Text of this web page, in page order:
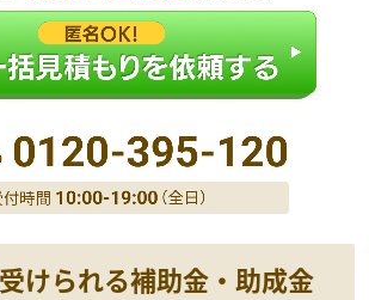
けられる補助金・助成金